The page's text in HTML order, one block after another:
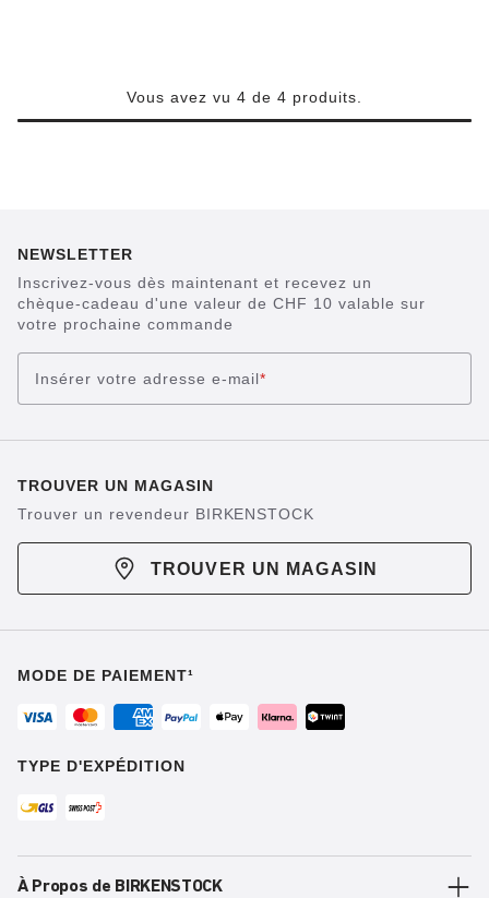
Vous avez vu 4 de 4 produits.
NEWSLETTER
Inscrivez-vous dès maintenant et recevez un
chèque-cadeau d'une valeur de CHF 10 valable sur
votre prochaine commande
Insérer votre adresse e-mail*
TROUVER UN MAGASIN
Trouver un revendeur BIRKENSTOCK
TROUVER UN MAGASIN
MODE DE PAIEMENT¹
TYPE D'EXPÉDITION
À Propos de BIRKENSTOCK